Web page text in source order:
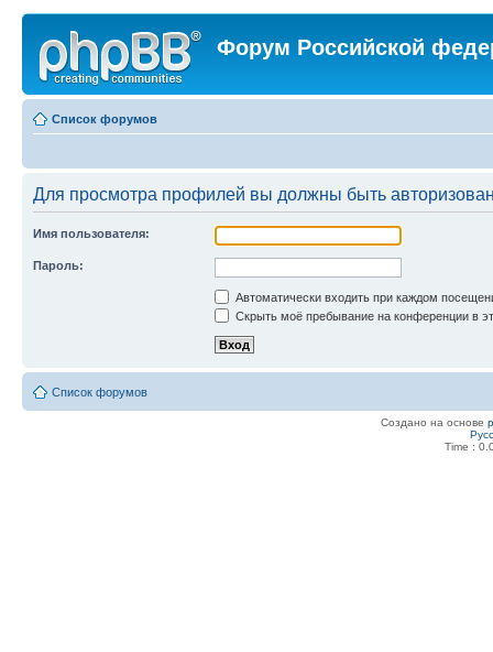
Форум Российской
Список форумов
Для просмотра профилей вы должны быть
Имя пользователя:
Пароль:
Автоматически входить при каждом
Скрыть моё пребывание на конференции в
Список форумов
Создано на основе
Time :